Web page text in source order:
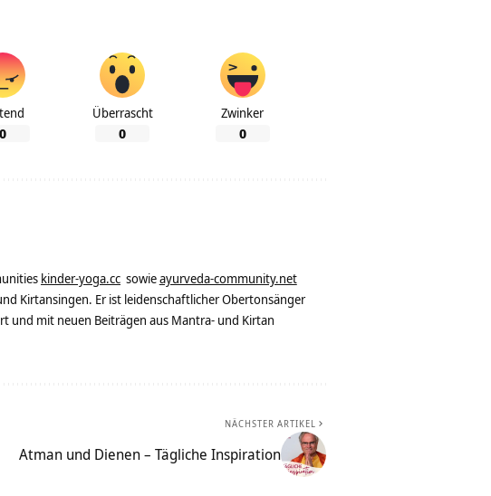
0
Überrascht
0
Zwinker
0
kinder-yoga.cc sowieayurveda-community.net
Kirtansingen. Er ist leidenschaftlicher Obertonsänger
und mit neuen Beiträgen aus Mantra- und Kirtan
NÄCHSTER ARTIKEL
Atman und Dienen – Tägliche Inspiration